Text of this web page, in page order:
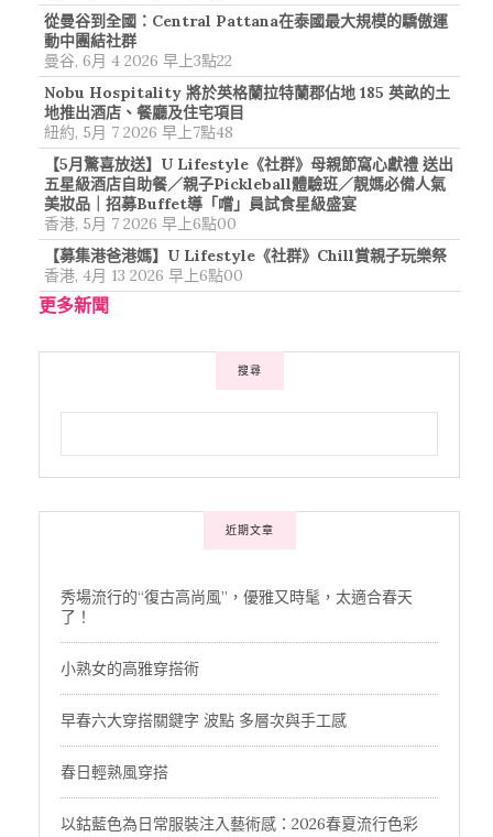
從曼谷到全國：Central Pattana在泰國最大規模的驕傲運
動中團結社群
曼谷, 6月 4 2026 早上3點22
Nobu Hospitality 將於英格蘭拉特蘭郡佔地 185 英畝的土
地推出酒店、餐廳及住宅項目
紐約, 5月 7 2026 早上7點48
【5月驚喜放送】U Lifestyle《社群》母親節窩心獻禮 送出
五星級酒店自助餐／親子Pickleball體驗班／靚媽必備人氣
美妝品｜招募Buffet導「嚐」員試食星級盛宴
香港, 5月 7 2026 早上6點00
【募集港爸港媽】U Lifestyle《社群》Chill賞親子玩樂祭
香港, 4月 13 2026 早上6點00
更多新聞
搜尋
近期文章
秀場流行的“復古高尚風”，優雅又時髦，太適合春天
了！
小熟女的高雅穿搭術
早春六大穿搭關鍵字 波點 多層次與手工感
春日輕熟風穿搭
以鈷藍色為日常服裝注入藝術感：2026春夏流行色彩